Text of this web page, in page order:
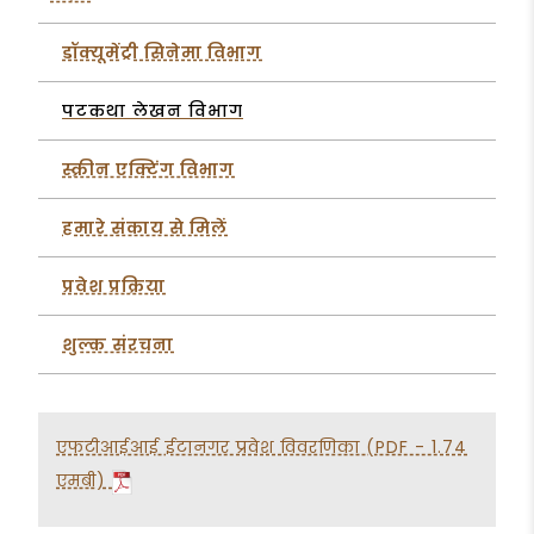
डॉक्यूमेंट्री सिनेमा विभाग
पटकथा लेखन विभाग
स्क्रीन एक्टिंग विभाग
हमारे संकाय से मिलें
प्रवेश प्रक्रिया
शुल्क संरचना
एफटीआईआई ईटानगर प्रवेश विवरणिका (PDF - 1.74
एमबी)